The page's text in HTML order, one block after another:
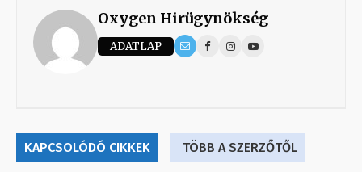
Oxygen Hirügynökség
ADATLAP
KAPCSOLÓDÓ CIKKEK TÖBB A SZERZŐTŐL